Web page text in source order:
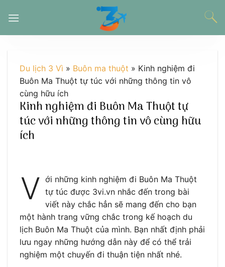
đến
Du lịch 3 Vì » Buôn ma thuột » Kinh nghiệm đi
Buôn Ma Thuột tự túc với những thông tin vô
cùng hữu ích
Kinh nghiệm đi Buôn Ma Thuột tự
túc với những thông tin vô cùng hữu
ích
V ới những kinh nghiệm đi Buôn Ma Thuột
tự túc được 3vi.vn nhắc đến trong bài
viết này chắc hẳn sẽ mang đến cho bạn
một hành trang vững chắc trong kế hoạch du
lịch Buôn Ma Thuột của mình. Bạn nhất định phải
lưu ngay những hướng dẫn này để có thể trải
nghiệm một chuyến đi thuận tiện nhất nhé.